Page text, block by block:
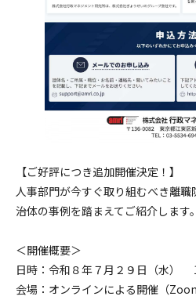
【ご好評につき追加開催決定！】
人事部門が今すぐ取り組むべき離
治体の事例を踏まえてご紹介します。
＜開催概要＞
日時：令和８年７月２９日（水）
会場：オンラインによる開催（